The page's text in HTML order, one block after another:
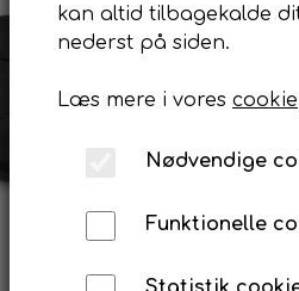
570,00
Komplet
Når du
til din
Prisen
kan altid tilbagekalde
nederst på siden.
Læs mere i vores
Nødvendige
Funktionelle